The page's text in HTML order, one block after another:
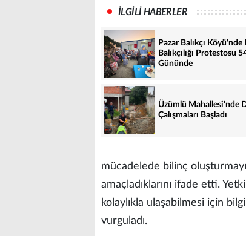
İLGİLİ HABERLER
Pazar Balıkçı Köyü'nde
Balıkçılığı Protestosu
Gününde
Üzümlü Mahallesi'nde
Çalışmaları Başladı
mücadelede bilinç
amaçladıklarını ifade etti.
kolaylıkla ulaşabilmesi için
vurguladı.